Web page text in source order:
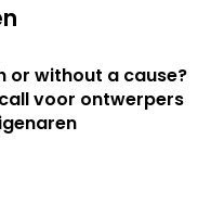
or without a cause?
voor ontwerpers